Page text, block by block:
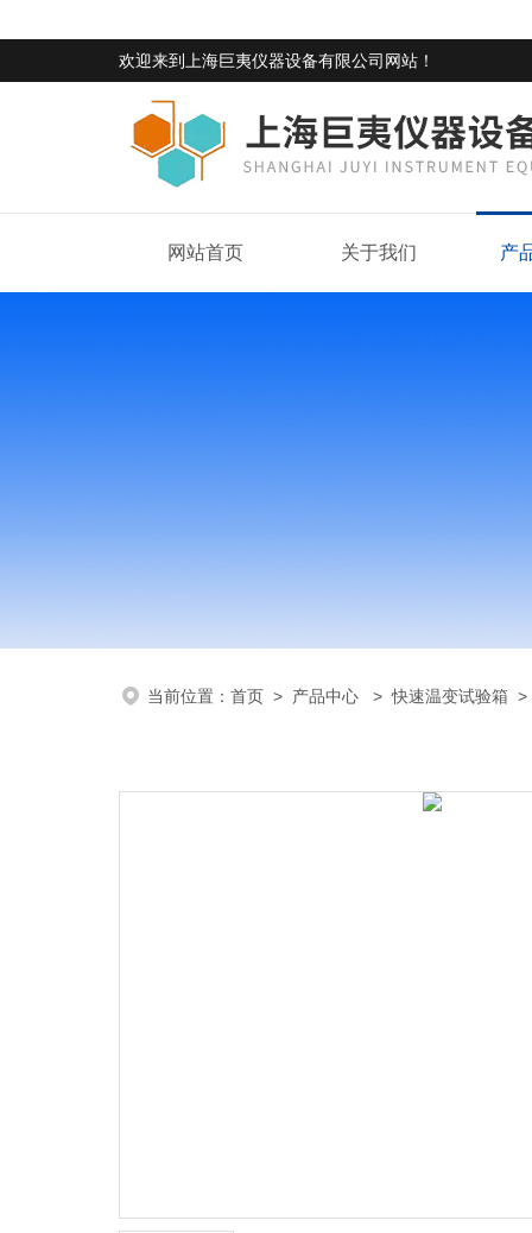
欢迎来到 上海巨夷仪器设备有限公司网站 ！
网站首页 关于我们 产
当前位置： 首页 > 产品中心 >快速温变试验箱